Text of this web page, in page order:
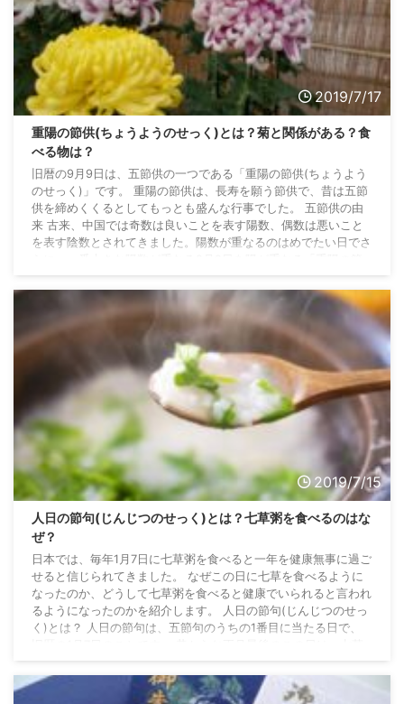
2019/7/17
重陽の節供(ちょうようのせっく)とは？菊と関係がある？食
べる物は？
旧暦の9月9日は、五節供の一つである「重陽の節供(ちょうよう
のせっく)」です。 重陽の節供は、長寿を願う節供で、昔は五節
供を締めくくるとしてもっとも盛んな行事でした。 五節供の由
来 古来、中国では奇数は良いことを表す陽数、偶数は悪いこと
を表す陰数とされてきました。陽数が重なるのはめでたい日でさ
日本にも伝わってきて、平安時代には宮中の年中行事として菊花
の宴が行われ、群臣が詩歌を作り、菊酒を賜り ...
2019/7/15
人日の節句(じんじつのせっく)とは？七草粥を食べるのはな
ぜ？
日本では、毎年1月7日に七草粥を食べると一年を健康無事に過ご
せると信じられてきました。 なぜこの日に七草を食べるように
なったのか、どうして七草粥を食べると健康でいられると言われ
るようになったのかを紹介します。 人日の節句(じんじつのせっ
く)とは？ 人日の節句は、五節句のうちの1番目に当たる日で、
びます。 人日の節句の由来は？ 中国の年中行事で、「人日」と
いう日がありました。 中国では、元 ...